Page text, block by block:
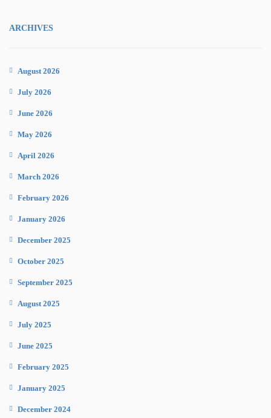
ARCHIVES
August 2026
July 2026
June 2026
May 2026
April 2026
March 2026
February 2026
January 2026
December 2025
October 2025
September 2025
August 2025
July 2025
June 2025
February 2025
January 2025
December 2024